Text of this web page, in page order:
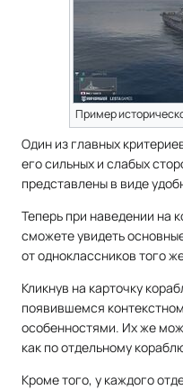
Пример
Один из главных
его сильных и слабых
представлены в виде
Теперь при наведении на
сможете увидеть
от одноклассников того
Кликнув на карточку
появившемся
особенностями. Их же
как по отдельному
Кроме того, у каждого